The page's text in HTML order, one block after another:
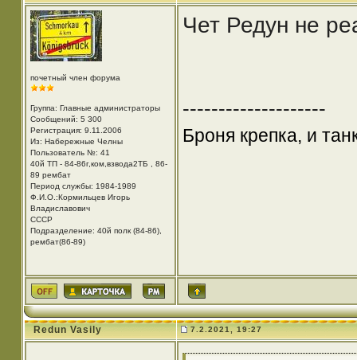
почетный член форума
Группа: Главные администраторы
Сообщений: 5 300
Регистрация: 9.11.2006
Из: Набережные Челны
Пользователь №: 41
40й ТП - 84-86г,ком,взвода2ТБ , 86-
89 рембат
Период службы: 1984-1989
Ф.И.О.:Кормильцев Игорь
Владиславович
СССР
Подразделение: 40й полк (84-86),
рембат(86-89)
Чет Редун не
--------------------
Броня крепка, и
Redun Vasily 7.2.2021, 19:27